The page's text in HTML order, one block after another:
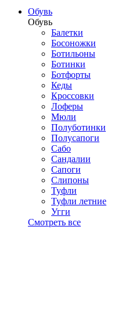
Обувь
Обувь
Балетки
Босоножки
Ботильоны
Ботинки
Ботфорты
Кеды
Кроссовки
Лоферы
Мюли
Полуботинки
Полусапоги
Сабо
Сандалии
Сапоги
Слипоны
Туфли
Туфли летние
Угги
Смотреть все